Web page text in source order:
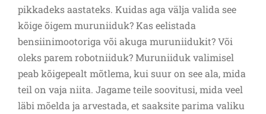
pikkadeks aastateks. Kuidas aga välja valida see
kõige õigem muruniiduk? Kas eelistada
bensiinimootoriga või akuga muruniidukit? Või
oleks parem robotniiduk? Muruniiduk valimisel
peab kõigepealt mõtlema, kui suur on see ala, mida
teil on vaja niita. Jagame teile soovitusi, mida veel
läbi mõelda ja arvestada, et saaksite parima valiku